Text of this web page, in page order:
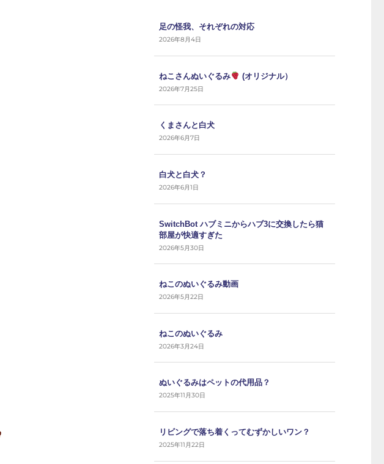
足の怪我、それぞれの対応
2026年8月4日
ねこさんぬいぐるみ (オリジナル）
2026年7月25日
くまさんと白犬
2026年6月7日
白犬と白犬？
2026年6月1日
SwitchBot ハブミニからハブ3に交換したら猫
部屋が快適すぎた
2026年5月30日
ねこのぬいぐるみ動画
2026年5月22日
ねこのぬいぐるみ
2026年3月24日
ぬいぐるみはペットの代用品？
2025年11月30日
リビングで落ち着くってむずかしいワン？
2025年11月22日